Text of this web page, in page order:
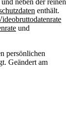
enthält.
und
persönlichen
Geändert am